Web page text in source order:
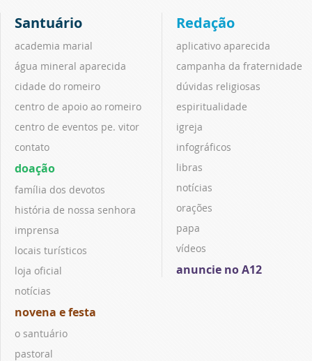
Santuário
academia marial
água mineral aparecida
cidade do romeiro
centro de apoio ao romeiro
centro de eventos pe. vitor
contato
doação
família dos devotos
história de nossa senhora
imprensa
locais turísticos
loja oficial
notícias
novena e festa
o santuário
pastoral
Redação
aplicativo aparecida
campanha da fraternidade
dúvidas religiosas
espiritualidade
igreja
infográficos
libras
notícias
orações
papa
vídeos
anuncie no A12